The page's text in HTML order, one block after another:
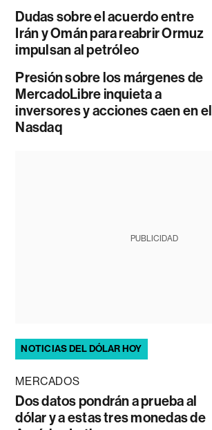
Dudas sobre el acuerdo entre
Irán y Omán para reabrir Ormuz
impulsan al petróleo
Presión sobre los márgenes de
MercadoLibre inquieta a
inversores y acciones caen en el
Nasdaq
PUBLICIDAD
NOTICIAS DEL DÓLAR HOY
MERCADOS
Dos datos pondrán a prueba al
dólar y a estas tres monedas de